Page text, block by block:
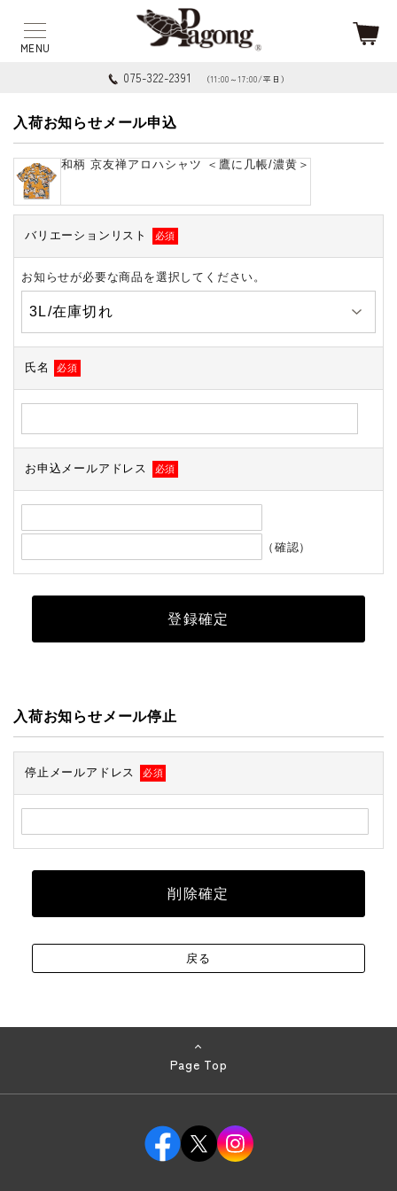
075-322-2391 （11:00～17:00/平日）
入荷お知らせメール申込
和柄 京友禅アロハシャツ ＜鷹に几帳/濃黄＞
バリエーションリスト 必須
お知らせが必要な商品を選択してください。
氏名 必須
お申込メールアドレス 必須
（確認）
入荷お知らせメール停止
停止メールアドレス 必須
Page Top